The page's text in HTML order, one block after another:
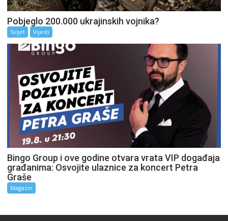
Pobjeglo 200.000 ukrajinskih vojnika?
Svijet Vijesti
Bingo Group i ove godine otvara vrata VIP događaja
građanima: Osvojite ulaznice za koncert Petra
Graše
Magazin